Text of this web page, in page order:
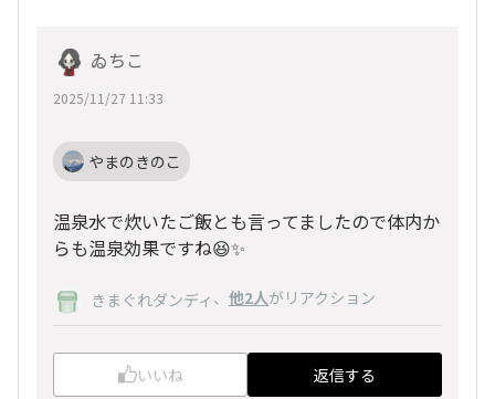
ゐちこ
2025/11/27 11:33
やまのきのこ
温泉水で炊いたご飯とも言ってましたので体内か
らも温泉効果ですね😆✨
きまぐれダンディ 、 他2人がリアクション
いいね 返信する